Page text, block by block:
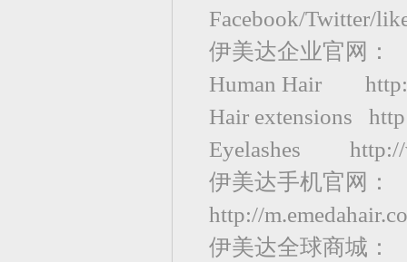
Facebook/Twitter/
伊美达企业官网：
Human Hair
Hair extensions
Eyelashes http://
伊美达手机官网：
http://
伊美达全球商城：